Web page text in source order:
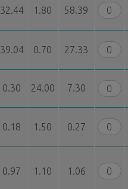
32.44 1.80 58.39
39.04 0.70 27.33
0.30 24.00 7.30
0.18 1.50 0.27
0.97 1.10 1.06